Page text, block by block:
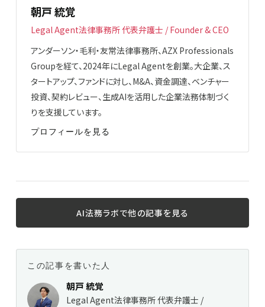
朝戸 統覚
Legal Agent法律事務所 代表弁護士 / Founder & CEO
アンダーソン・毛利・友常法律事務所、AZX Professionals
Groupを経て、2024年にLegal Agentを創業。大企業、ス
タートアップ、ファンドに対し、M&A、資金調達、ベンチャー
投資、契約レビュー、生成AIを活用した企業法務体制づく
りを支援しています。
プロフィールを見る
AI法務ラボで他の記事を見る
この記事を書いた人
朝戸 統覚
Legal Agent法律事務所 代表弁護士 /